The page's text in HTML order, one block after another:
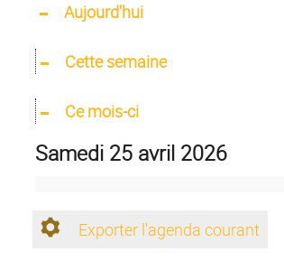
Aujourd'hui
Cette semaine
Ce mois-ci
samedi 25 avril 2026
Exporter l'agenda courant